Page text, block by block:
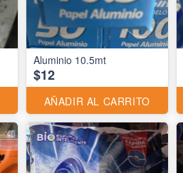
Aluminio 10.5mt
$12
AÑADIR AL CARRITO